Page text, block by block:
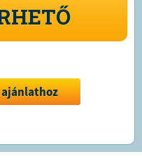
ajánlathoz